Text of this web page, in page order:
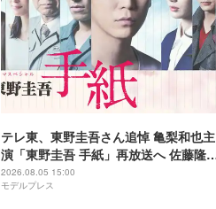
テレ東、東野圭吾さん追悼 亀梨和也主
演「東野圭吾 手紙」再放送へ 佐藤隆
太・本田翼・中村倫也ら出演
2026.08.05 15:00
モデルプレス